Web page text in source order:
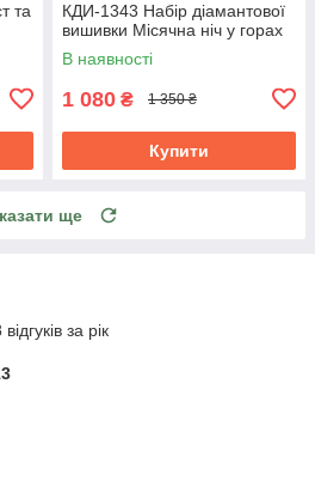
та
КДИ-1343 Набір діамантової
вишивки Місячна ніч у горах
В наявності
1 080 ₴ 1 350 ₴
Купити
ще
за рік